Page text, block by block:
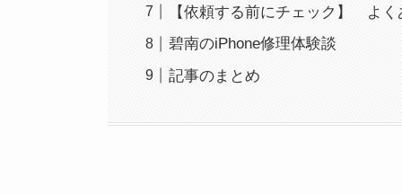
【依頼する前にチェック】 よく
碧南のiPhone修理体験談
記事のまとめ